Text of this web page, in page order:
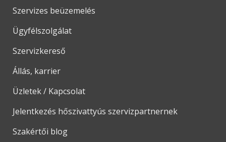
Szervizes beüzemelés
Ügyfélszolgálat
Szervizkereső
Állás, karrier
Üzletek / Kapcsolat
Jelentkezés hőszivattyús szervizpartnernek
Szakértői blog